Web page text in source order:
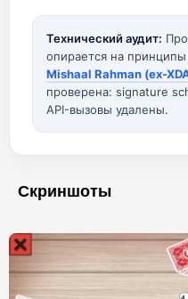
Технический аудит:
опирается на
Mishaal Rahman (ex-
проверена: signature
API-вызовы удалены.
Скриншоты